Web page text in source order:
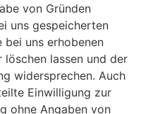
von Gründen
uns gespeicherten
bei uns erhobenen
lassen und der
widersprechen. Auch
Einwilligung zur
ohne Angaben von